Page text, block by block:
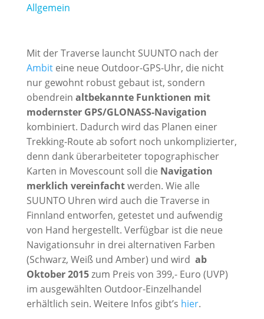
Allgemein
Mit der Traverse launcht SUUNTO nach der
Ambiteine neue Outdoor-GPS-Uhr, die nicht
nur gewohnt robust gebaut ist, sondern
obendrein altbekannte Funktionen mit
modernster GPS/GLONASS-Navigation
kombiniert. Dadurch wird das Planen einer
Trekking-Route ab sofort noch unkomplizierter,
denn dank überarbeiteter topographischer
Karten in Movescount soll die Navigation
merklich vereinfachtwerden. Wie alle
SUUNTO Uhren wird auch die Traverse in
Finnland entworfen, getestet und aufwendig
von Hand hergestellt. Verfügbar ist die neue
Navigationsuhr in drei alternativen Farben
(Schwarz, Weiß und Amber) und wird ab
Oktober 2015zum Preis von 399,- Euro (UVP)
im ausgewählten Outdoor-Einzelhandel
erhältlich sein. Weitere Infos gibt’s hier.